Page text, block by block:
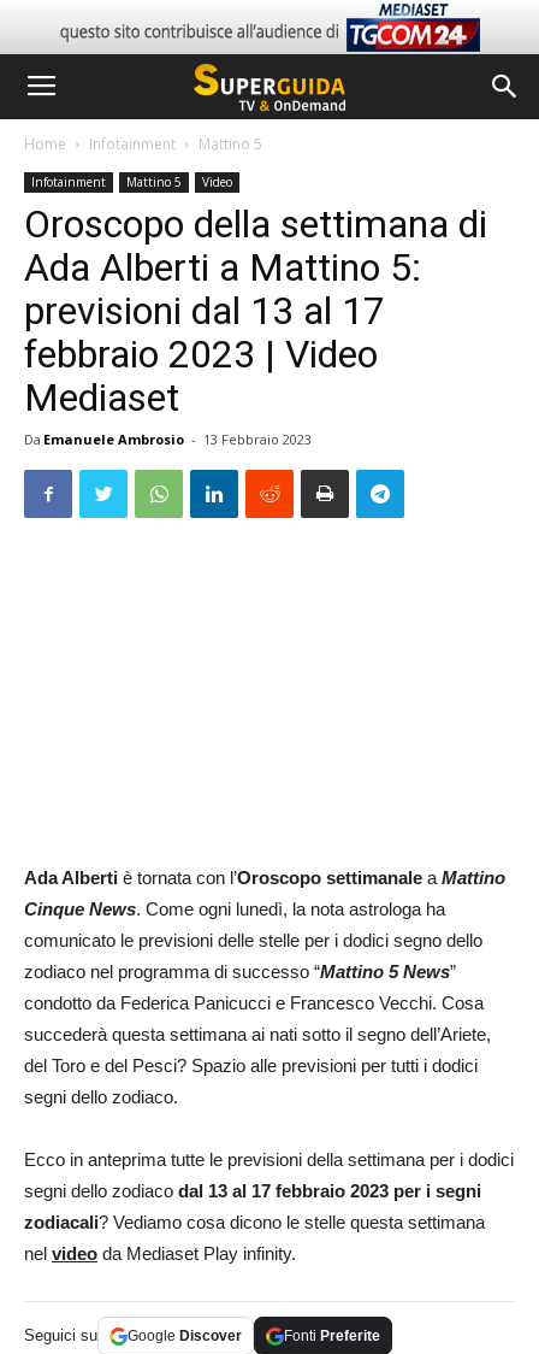
Home Infotainment Mattino 5
Infotainment Mattino 5 Video
Oroscopo della settimana di
Ada Alberti a Mattino 5:
previsioni dal 13 al 17
febbraio 2023 | Video
Mediaset
Da Emanuele Ambrosio - 13 Febbraio 2023
Ada Alberti è tornata con l’Oroscopo settimanale aMattino
Cinque News. Come ogni lunedì, la nota astrologa ha
comunicato le previsioni delle stelle per i dodici segno dello
zodiaco nel programma di successo “Mattino 5 News”
condotto da Federica Panicucci e Francesco Vecchi. Cosa
succederà questa settimana ai nati sotto il segno dell’Ariete,
del Toro e del Pesci? Spazio alle previsioni per tutti i dodici
segni dello zodiaco.
Ecco in anteprima tutte le previsioni della settimana per i dodici
segni dello zodiaco dal 13 al 17 febbraio 2023 per i segni
zodiacali? Vediamo cosa dicono le stelle questa settimana
nel video da Mediaset Play infinity.
Seguici su Google Discover Fonti Preferite